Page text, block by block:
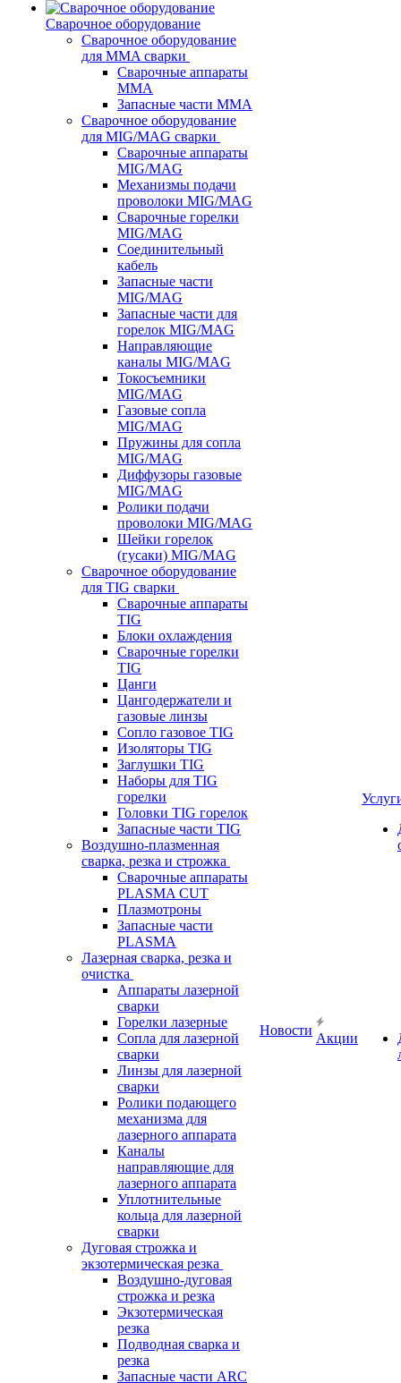
Сварочное оборудование
Сварочное оборудование
для MMA сварки
Сварочные аппараты
MMA
Запасные части MMA
Сварочное оборудование
для MIG/MAG сварки
Сварочные аппараты
MIG/MAG
Механизмы подачи
проволоки MIG/MAG
Сварочные горелки
MIG/MAG
Соединительный
кабель
Запасные части
MIG/MAG
Запасные части для
горелок MIG/MAG
Направляющие
каналы MIG/MAG
Токосъемники
MIG/MAG
Газовые сопла
MIG/MAG
Пружины для сопла
MIG/MAG
Диффузоры газовые
MIG/MAG
Ролики подачи
проволоки MIG/MAG
Шейки горелок
(гусаки) MIG/MAG
Сварочное оборудование
для TIG сварки
Сварочные аппараты
TIG
Блоки охлаждения
Сварочные горелки
TIG
Цанги
Цангодержатели и
газовые линзы
Сопло газовое TIG
Изоляторы TIG
Заглушки TIG
Наборы для TIG
горелки
Головки TIG горелок
Запасные части TIG
Воздушно-плазменная
сварка, резка и строжка
Сварочные аппараты
PLASMA CUT
Плазмотроны
Запасные части
PLASMA
Лазерная сварка, резка и
очистка
Аппараты лазерной
сварки
Горелки лазерные
Сопла для лазерной
сварки
Линзы для лазерной
сварки
Ролики подающего
механизма для
лазерного аппарата
Каналы
направляющие для
лазерного аппарата
Уплотнительные
кольца для лазерной
сварки
Дуговая строжка и
экзотермическая резка
Воздушно-дуговая
строжка и резка
Экзотермическая
резка
Подводная сварка и
резка
Запасные части ARC
Новости
Акции